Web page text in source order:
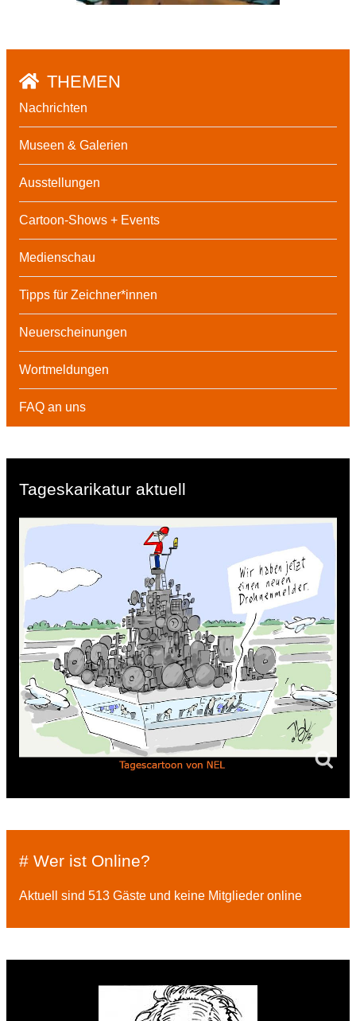
THEMEN
Nachrichten
Museen & Galerien
Ausstellungen
Cartoon-Shows + Events
Medienschau
Tipps für Zeichner*innen
Neuerscheinungen
Wortmeldungen
FAQ an uns
Tageskarikatur aktuell
# Wer ist Online?
Aktuell sind 513 Gäste und keine Mitglieder online